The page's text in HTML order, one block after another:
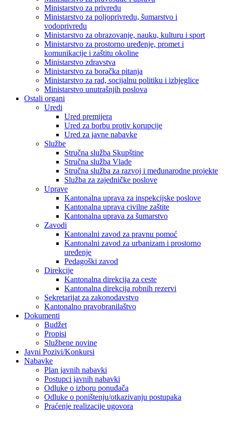
Ministarstvo za privredu
Ministarstvo za poljoprivredu, šumarstvo i
vodoprivredu
Ministarstvo za obrazovanje, nauku, kulturu i sport
Ministarstvo za prostorno uređenje, promet i
komunikacije i zaštitu okoline
Ministarstvo zdravstva
Ministarstvo za boračka pitanja
Ministarstvo za rad, socijalnu politiku i izbjeglice
Ministarstvo unutrašnjih poslova
Ostali organi
Uredi
Ured premijera
Ured za borbu protiv korupcije
Ured za javne nabavke
Službe
Stručna služba Skupštine
Stručna služba Vlade
Stručna služba za razvoj i međunarodne projekte
Služba za zajedničke poslove
Uprave
Kantonalna uprava za inspekcijske poslove
Kantonalna uprava civilne zaštite
Kantonalna uprava za šumarstvo
Zavodi
Kantonalni zavod za pravnu pomoć
Kantonalni zavod za urbanizam i prostorno
uređenje
Pedagoški zavod
Direkcije
Kantonalna direkcija za ceste
Kantonalna direkcija robnih rezervi
Sekretarijat za zakonodavstvo
Kantonalno pravobranilaštvo
Dokumenti
Budžet
Propisi
Službene novine
Javni Pozivi/Konkursi
Nabavke
Plan javnih nabavki
Postupci javnih nabavki
Odluke o izboru ponuđača
Odluke o poništenju/otkazivanju postupaka
Praćenje realizacije ugovora